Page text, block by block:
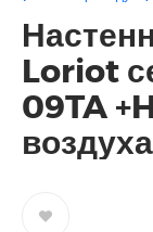
Loriot
09TA